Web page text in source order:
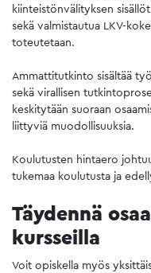
kiinteistönvälityksen
sekä valmistautua LKV-
toteutetaan.
Ammattitutkinto sisältää
sekä virallisen
keskitytään suoraan
liittyviä muodollisuuksia.
Koulutusten hintaero
tukemaa koulutusta ja
Täydennä
kursseilla
Voit opiskella myös